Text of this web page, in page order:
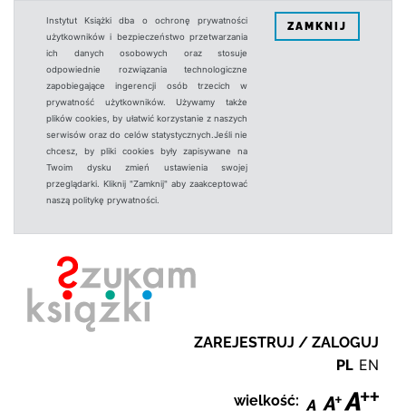
Instytut Książki dba o ochronę prywatności
użytkowników i bezpieczeństwo przetwarzania
ich danych osobowych oraz stosuje
odpowiednie rozwiązania technologiczne
zapobiegające ingerencji osób trzecich w
prywatność użytkowników. Używamy także
plików cookies, by ułatwić korzystanie z naszych
serwisów oraz do celów statystycznych.Jeśli nie
chcesz, by pliki cookies były zapisywane na
Twoim dysku zmień ustawienia swojej
przeglądarki. Kliknij "Zamknij" aby zaakceptować
naszą politykę prywatności.
ZAMKNIJ
ZAREJESTRUJ / ZALOGUJ
PL EN
wielkość: